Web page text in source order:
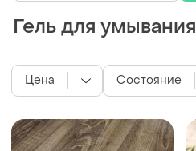
Гель для умывания
Цена Состояние